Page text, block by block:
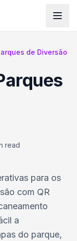
de Diversão
read
para os
com QR
a
do parque,